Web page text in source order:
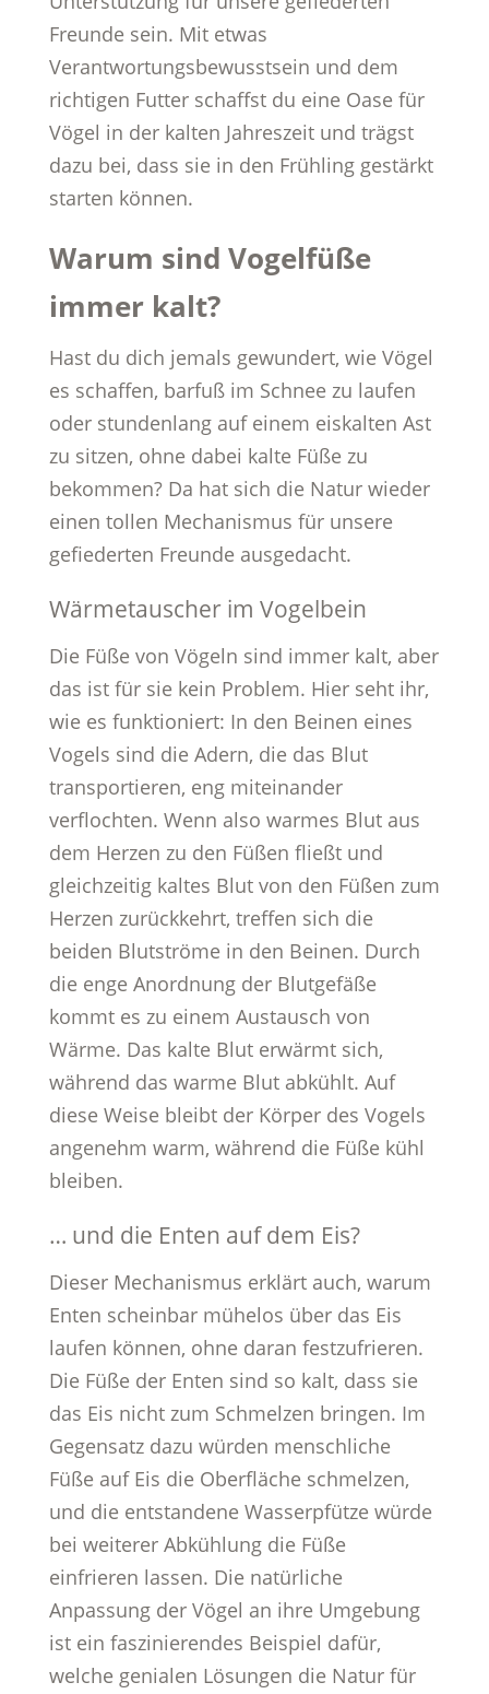
Freunde sein. Mit etwas
Verantwortungsbewusstsein und dem
richtigen Futter schaffst du eine Oase für
Vögel in der kalten Jahreszeit und trägst
dazu bei, dass sie in den Frühling gestärkt
starten können.
Warum sind Vogelfüße
immer kalt?
Hast du dich jemals gewundert, wie Vögel
es schaffen, barfuß im Schnee zu laufen
oder stundenlang auf einem eiskalten Ast
zu sitzen, ohne dabei kalte Füße zu
bekommen? Da hat sich die Natur wieder
einen tollen Mechanismus für unsere
gefiederten Freunde ausgedacht.
Wärmetauscher im Vogelbein
Die Füße von Vögeln sind immer kalt, aber
das ist für sie kein Problem. Hier seht ihr,
wie es funktioniert: In den Beinen eines
Vogels sind die Adern, die das Blut
transportieren, eng miteinander
verflochten. Wenn also warmes Blut aus
dem Herzen zu den Füßen fließt und
gleichzeitig kaltes Blut von den Füßen zum
Herzen zurückkehrt, treffen sich die
beiden Blutströme in den Beinen. Durch
die enge Anordnung der Blutgefäße
kommt es zu einem Austausch von
Wärme. Das kalte Blut erwärmt sich,
während das warme Blut abkühlt. Auf
diese Weise bleibt der Körper des Vogels
angenehm warm, während die Füße kühl
bleiben.
… und die Enten auf dem Eis?
Dieser Mechanismus erklärt auch, warum
Enten scheinbar mühelos über das Eis
laufen können, ohne daran festzufrieren.
Die Füße der Enten sind so kalt, dass sie
das Eis nicht zum Schmelzen bringen. Im
Gegensatz dazu würden menschliche
Füße auf Eis die Oberfläche schmelzen,
und die entstandene Wasserpfütze würde
bei weiterer Abkühlung die Füße
einfrieren lassen. Die natürliche
Anpassung der Vögel an ihre Umgebung
ist ein faszinierendes Beispiel dafür,
welche genialen Lösungen die Natur für